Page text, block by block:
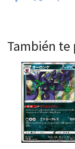
También